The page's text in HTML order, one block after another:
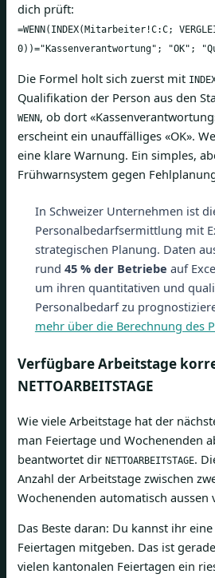
dich prüft:
=WENN(INDEX(Mitarbeiter!C:C;
0))="Kassenverantwortung"; "OK";
Die Formel holt sich zuerst mit
Qualifikation der Person aus den
WENN, ob dort
erscheint ein unauffälliges «OK».
eine klare Warnung. Ein simples,
Frühwarnsystem gegen
In Schweizer Unternehmen ist
Personalbedarfsermittlung mit
strategischen Planung. Daten
rund 45 % der Betriebe auf
um ihren quantitativen und
Personalbedarf zu
mehr über die Berechnung des
Verfügbare Arbeitstage
NETTOARBEITSTAGE
Wie viele Arbeitstage hat der
man Feiertage und Wochenenden
beantwortet dir NETTOARBEITSTAGE.
Anzahl der Arbeitstage zwischen
Wochenenden automatisch aussen
Das Beste daran: Du kannst ihr
Feiertagen mitgeben. Das ist
vielen kantonalen Feiertagen ein